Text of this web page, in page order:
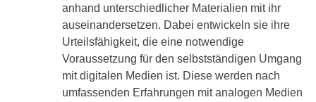
anhand unterschiedlicher Materialien mit ihr
auseinandersetzen. Dabei entwickeln sie ihre
Urteilsfähigkeit, die eine notwendige
Voraussetzung für den selbstständigen Umgang
mit digitalen Medien ist. Diese werden nach
umfassenden Erfahrungen mit analogen Medien